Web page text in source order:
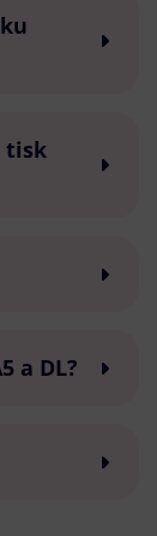
tisk
a DL?